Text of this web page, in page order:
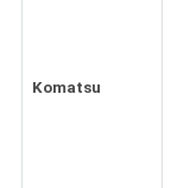
Komatsu